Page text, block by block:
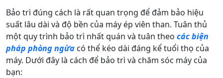
Bảo trì đúng cách là rất quan trọng để đảm bảo hiệu
suất lâu dài và độ bền của máy ép viên than. Tuân thủ
một quy trình bảo trì nhất quán và tuân theo các biện
pháp phòng ngừa có thể kéo dài đáng kể tuổi thọ của
máy. Dưới đây là cách để bảo trì và chăm sóc máy của
bạn: